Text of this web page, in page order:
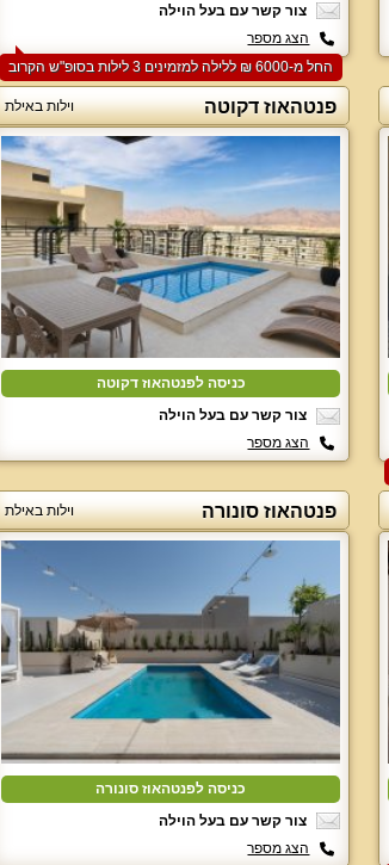
צור קשר עם בעל הוילה
הצג מספר
החל מ-‏6000 ₪ ללילה למזמינים 3 לילות בסופ"ש הקרוב
פנטהאוז דקוטה וילות באילת
כניסה לפנטהאוז דקוטה
צור קשר עם בעל הוילה
הצג מספר
פנטהאוז סונורה וילות באילת
כניסה לפנטהאוז סונורה
צור קשר עם בעל הוילה
הצג מספר